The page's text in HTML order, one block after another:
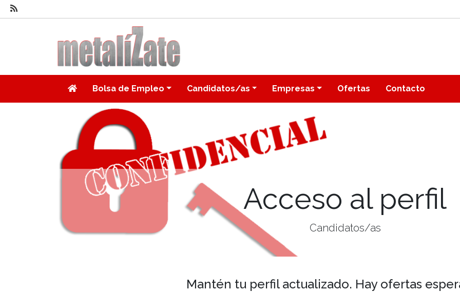
Bolsa de Empleo Candidatos/as Empresas Ofertas Contacto
Acceso al perfil
Candidatos/as
Mantén tu perfil actualizado. Hay ofertas